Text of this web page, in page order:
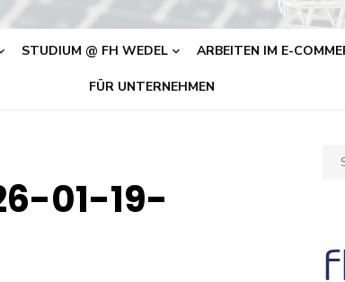
STUDIUM @ FH WEDEL ARBEITEN IM E-
FÜR UNTERNEHMEN
01-19-